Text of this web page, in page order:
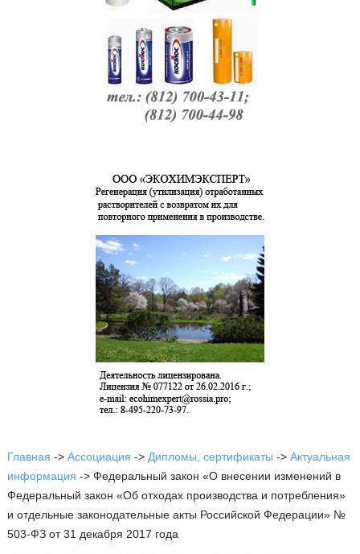
Главная ->Ассоциация -> Дипломы, сертификаты ->Актуальная
информация ->Федеральный закон «О внесении изменений в
Федеральный закон «Об отходах производства и потребления»
и отдельные законодательные акты Российской Федерации» №
503-ФЗ от 31 декабря 2017 года